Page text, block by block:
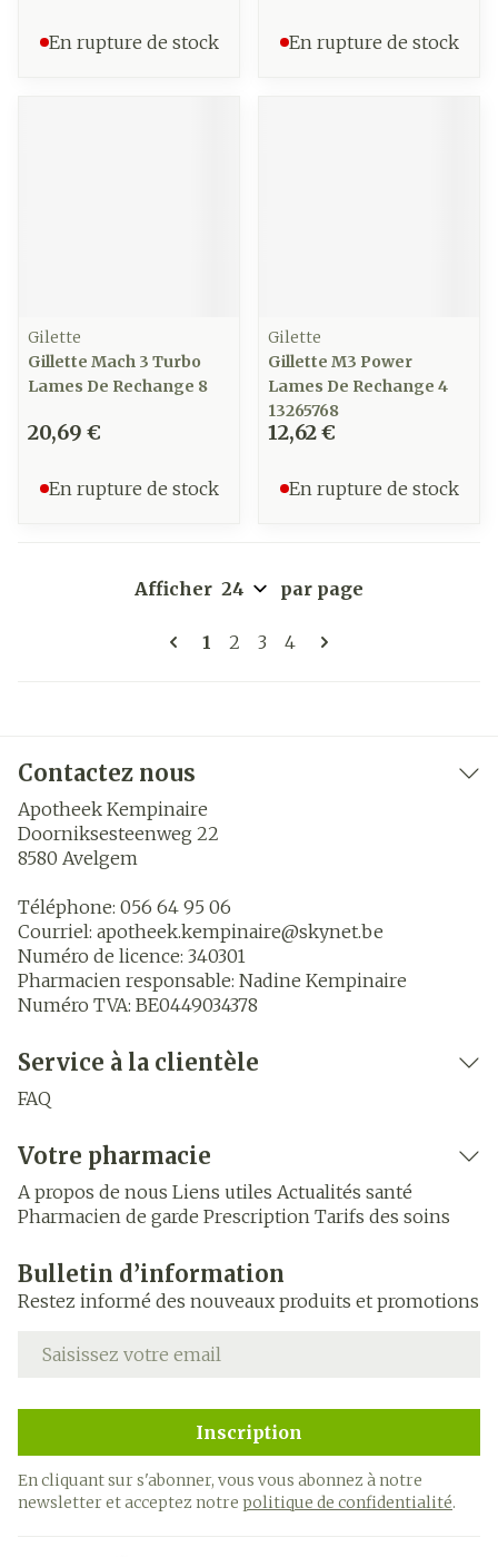
En rupture de stock En rupture de stock
Gilette
Gillette Mach 3 Turbo
Lames De Rechange 8
20,69 €
En rupture de stock
Gilette
Gillette M3 Power
Lames De Rechange 4
13265768
12,62 €
En rupture de stock
Pages
Vous lisez actuellement la
1 Page
2 Page
3 Page
4
Afficher par page
Contactez nous
Apotheek Kempinaire
Doorniksesteenweg 22
8580 Avelgem
Téléphone: 056 64 95 06
Courriel: apotheek.kempinaire@skynet.be
Numéro de licence: 340301
Pharmacien responsable: Nadine Kempinaire
Numéro TVA: BE0449034378
Service à la clientèle
FAQ
Votre pharmacie
A propos de nous Liens utiles Actualités santé
Pharmacien de garde Prescription Tarifs des soins
Bulletin d’information
Restez informé des nouveaux produits et promotions
Adresse mail
Inscription
En cliquant sur s'abonner, vous vous abonnez à notre
newsletter et acceptez notre politique de confidentialité.